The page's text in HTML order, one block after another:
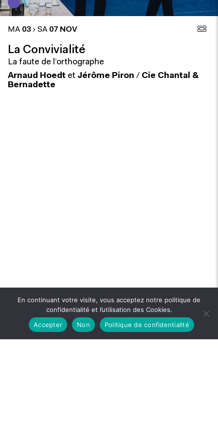
MA 03 SA 07 NOV
La Convivialité
La faute de l’orthographe
Arnaud Hoedt et Jérôme Piron / Cie Chantal &
Bernadette
En continuant votre visite, vous acceptez notre politique de
confidentialité et l’utilisation des Cookies.
Accepter
Non Politique de confidentialité